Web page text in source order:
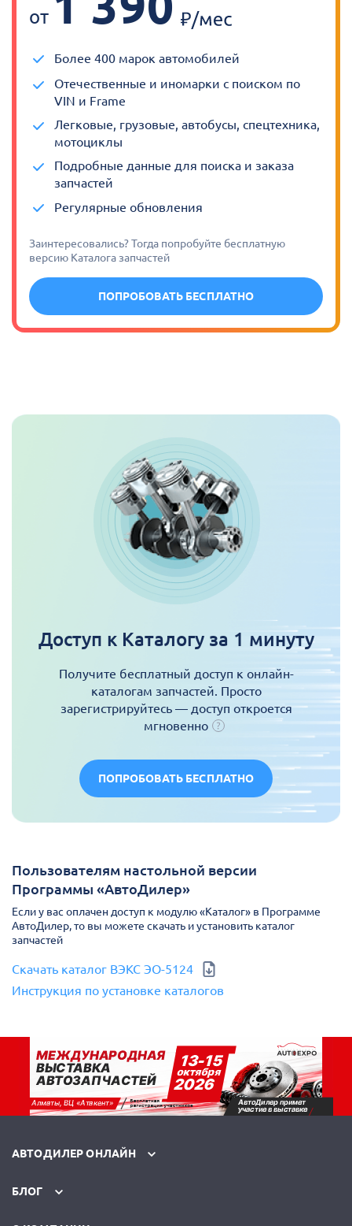
от
Более 400 марок автомобилей
Отечественные и иномарки с поиском по
VIN и Frame
Легковые, грузовые, автобусы, спецтехника,
мотоциклы
Подробные данные для поиска и заказа
запчастей
Регулярные обновления
Заинтересовались? Тогда попробуйте бесплатную
версию Каталога запчастей
ПОПРОБОВАТЬ БЕСПЛАТНО
Доступ к Каталогу за 1 минуту
Получите бесплатный доступ к онлайн-
каталогам запчастей. Просто
зарегистрируйтесь — доступ откроется
мгновенно
ПОПРОБОВАТЬ БЕСПЛАТНО
Пользователям настольной версии
Программы «АвтоДилер»
Если у вас оплачен доступ к модулю «Каталог» в Программе
АвтоДилер, то вы можете скачать и установить каталог
запчастей
Скачать каталог ВЭКС ЭО-5124
Инструкция по установке каталогов
АВТОДИЛЕР ОНЛАЙН
БЛОГ